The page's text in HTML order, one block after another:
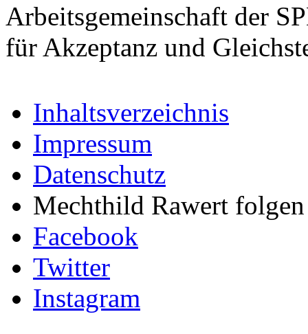
Arbeitsgemeinschaft der
für Akzeptanz und
Inhaltsverzeichnis
Impressum
Datenschutz
Mechthild Rawert
Facebook
Twitter
Instagram